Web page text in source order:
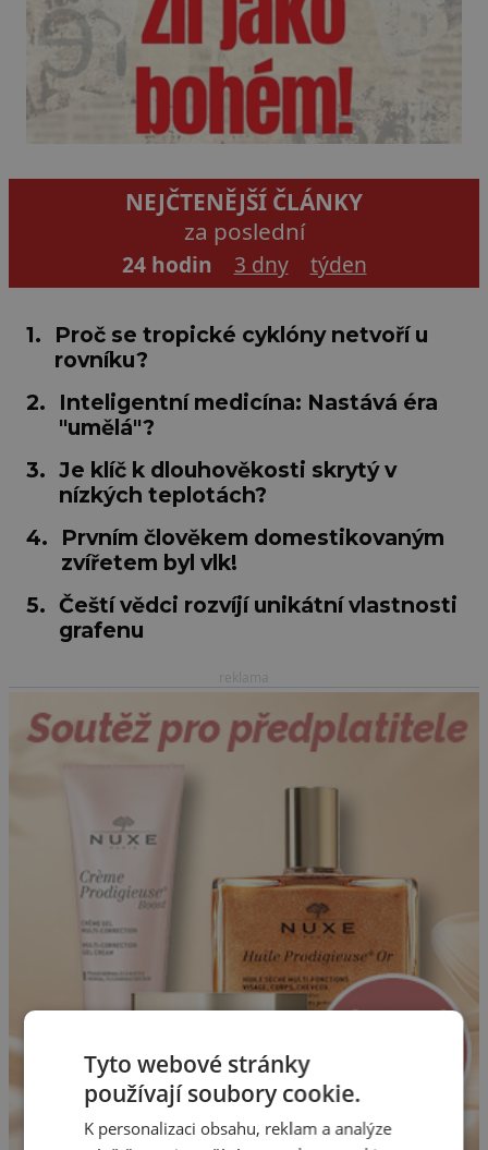
NEJČTENĚJŠÍ ČLÁNKY
za poslední
24 hodin 3 dny týden
1.
Proč se tropické cyklóny netvoří u
rovníku?
2.
Inteligentní medicína: Nastává éra
"umělá"?
3. Je klíč k dlouhověkosti skrytý v
nízkých teplotách?
4.
Prvním člověkem domestikovaným
zvířetem byl vlk!
5. Čeští vědci rozvíjí unikátní vlastnosti
grafenu
Tyto webové stránky
používají soubory cookie.
K personalizaci obsahu, reklam a analýze